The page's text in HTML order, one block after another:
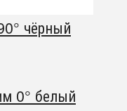
чёрный
0° белый